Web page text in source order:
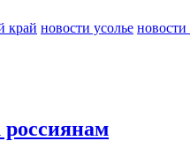
край новости усолье новости